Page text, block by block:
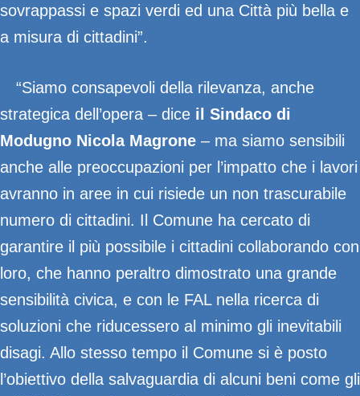
sovrappassi e spazi verdi ed una Città più bella e
a misura di cittadini”.
“Siamo consapevoli della rilevanza, anche
strategica dell’opera – dice il Sindaco di
Modugno Nicola Magrone – ma siamo sensibili
anche alle preoccupazioni per l’impatto che i lavori
avranno in aree in cui risiede un non trascurabile
numero di cittadini. Il Comune ha cercato di
garantire il più possibile i cittadini collaborando con
loro, che hanno peraltro dimostrato una grande
sensibilità civica, e con le FAL nella ricerca di
soluzioni che riducessero al minimo gli inevitabili
disagi. Allo stesso tempo il Comune si è posto
l’obiettivo della salvaguardia di alcuni beni come gli